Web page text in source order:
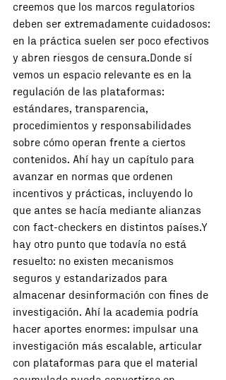
creemos que los marcos regulatorios
deben ser extremadamente cuidadosos:
en la práctica suelen ser poco efectivos
y abren riesgos de censura.Donde sí
vemos un espacio relevante es en la
regulación de las plataformas:
estándares, transparencia,
procedimientos y responsabilidades
sobre cómo operan frente a ciertos
contenidos. Ahí hay un capítulo para
avanzar en normas que ordenen
incentivos y prácticas, incluyendo lo
que antes se hacía mediante alianzas
con fact-checkers en distintos países.Y
hay otro punto que todavía no está
resuelto: no existen mecanismos
seguros y estandarizados para
almacenar desinformación con fines de
investigación. Ahí la academia podría
hacer aportes enormes: impulsar una
investigación más escalable, articular
con plataformas para que el material